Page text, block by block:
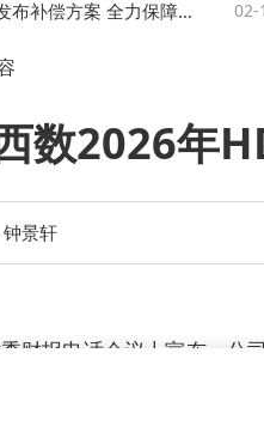
补偿方案 全力保障中 02-16
数2026年
景轩
财报电话会议上宣布，公
采购协议。其中两家客